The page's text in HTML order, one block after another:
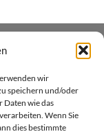
wir
speichern und/oder
wie das
Wenn Sie
dies bestimmte
-
Farben und
zu Hause.